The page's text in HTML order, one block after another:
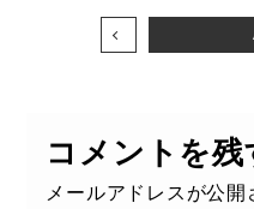
コメントを残
メールアドレスが公開